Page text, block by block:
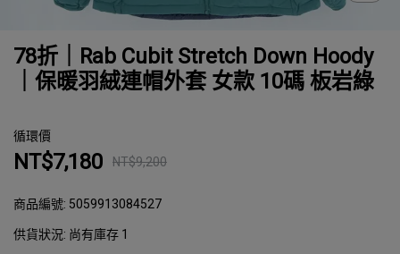
78折｜Rab Cubit Stretch Down Hoody
｜保暖羽絨連帽外套 女款 10碼 板岩綠
循環價
NT$7,180 NT$9,200
商品編號: 5059913084527
供貨狀況: 尚有庫存 1